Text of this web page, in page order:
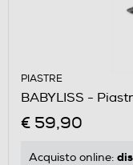
PIASTRE
BABYLISS -
€ 59,90
Acquisto online: